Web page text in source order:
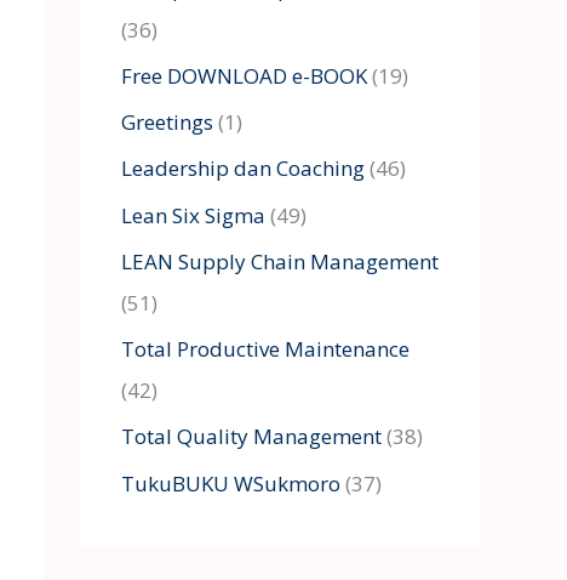
r
:
(36)
Free DOWNLOAD e-BOOK(19)
Greetings (1)
Leadership dan Coaching(46)
Lean Six Sigma (49)
LEAN Supply Chain Management
(51)
Total Productive Maintenance
(42)
Total Quality Management(38)
TukuBUKU WSukmoro (37)